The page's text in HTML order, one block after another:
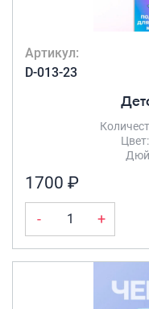
Артикул:
D-013-23
1700 ₽
- +